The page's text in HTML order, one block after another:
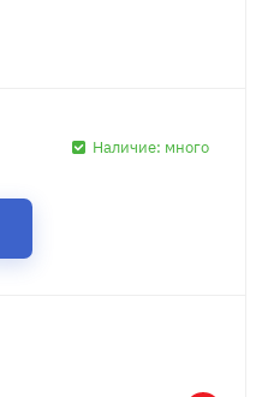
Наличие: много